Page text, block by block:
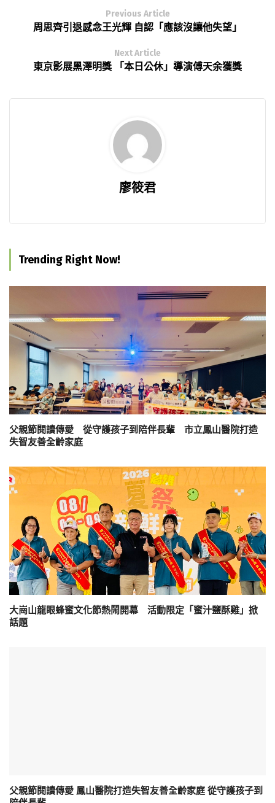
Previous Article
周思齊引退感念王光輝 自認「應該沒讓他失望」
Next Article
東京影展黑澤明獎 「本日公休」導演傅天余獲獎
廖筱君
Trending Right Now!
父親節閱讀傳愛 從守護孩子到陪伴長輩 市立鳳山醫院打造
失智友善全齡家庭
大崗山龍眼蜂蜜文化節熱鬧開幕 活動限定「蜜汁鹽酥雞」掀
話題
父親節閱讀傳愛 鳳山醫院打造失智友善全齡家庭 從守護孩子到